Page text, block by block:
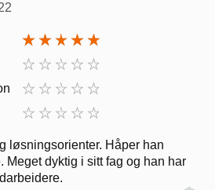
løsningsorienter. Håper han
Meget dyktig i sitt fag og han har